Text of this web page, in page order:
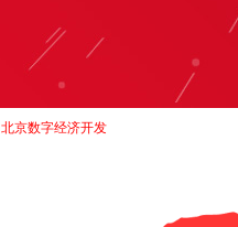
北京数字经济开发